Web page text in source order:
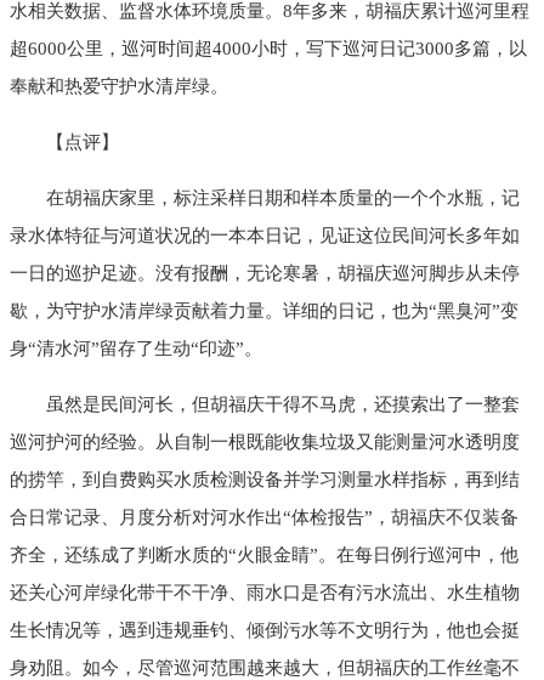
水相关数据、监督水体环境质量。8年多来，胡福庆累计巡河里程
超6000公里，巡河时间超4000小时，写下巡河日记3000多篇，以
奉献和热爱守护水清岸绿。
【点评】
在胡福庆家里，标注采样日期和样本质量的一个个水瓶，记
录水体特征与河道状况的一本本日记，见证这位民间河长多年如
一日的巡护足迹。没有报酬，无论寒暑，胡福庆巡河脚步从未停
歇，为守护水清岸绿贡献着力量。详细的日记，也为“黑臭河”变
身“清水河”留存了生动“印迹”。
虽然是民间河长，但胡福庆干得不马虎，还摸索出了一整套
巡河护河的经验。从自制一根既能收集垃圾又能测量河水透明度
的捞竿，到自费购买水质检测设备并学习测量水样指标，再到结
合日常记录、月度分析对河水作出“体检报告”，胡福庆不仅装备
齐全，还练成了判断水质的“火眼金睛”。在每日例行巡河中，他
还关心河岸绿化带干不干净、雨水口是否有污水流出、水生植物
生长情况等，遇到违规垂钓、倾倒污水等不文明行为，他也会挺
身劝阻。如今，尽管巡河范围越来越大，但胡福庆的工作丝毫不